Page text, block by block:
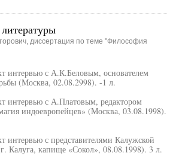
диссертация по теме "Философия
интервью с А.К.Беловым, основателем
(Москва, 02.08.2998). -1 л.
интервью с А.Платовым, редактором
индоевропейцев» (Москва, 03.08.1998).
с представителями Калужской
Калуга, капище «Сокол», 08.08.1998). 3 л.